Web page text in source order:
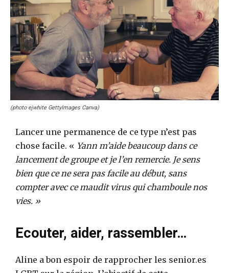
(photo ejwhite GettyImages Canva)
Lancer une permanence de ce type n’est pas
chose facile. « Yann m’aide beaucoup dans ce
lancement de groupe et je l’en remercie. Je sens
bien que ce ne sera pas facile au début, sans
compter avec ce maudit virus qui chamboule nos
vies. »
Ecouter, aider, rassembler…
Aline a bon espoir de rapprocher les senior.es